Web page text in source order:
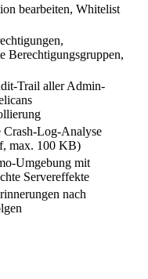
bearbeiten, Whitelist
Berechtigungsgruppen,
Trail aller Admin-
Crash-Log-Analyse
max. 100 KB)
Umgebung mit
Servereffekte
nach